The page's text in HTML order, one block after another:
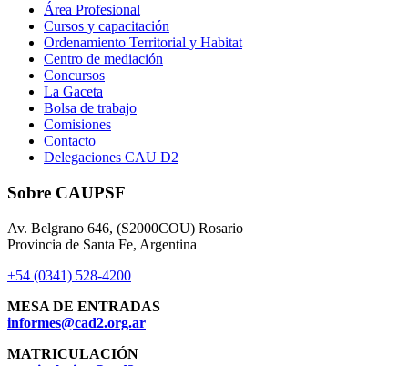
Área Profesional
Cursos y capacitación
Ordenamiento Territorial y Habitat
Centro de mediación
Concursos
La Gaceta
Bolsa de trabajo
Comisiones
Contacto
Delegaciones CAU D2
Sobre CAUPSF
Av. Belgrano 646, (S2000COU) Rosario
Provincia de Santa Fe, Argentina
+54 (0341) 528-4200
MESA DE ENTRADAS
informes@cad2.org.ar
MATRICULACIÓN